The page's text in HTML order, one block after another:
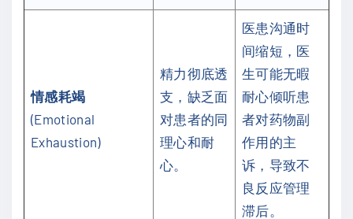
情感耗竭
(Emotional
Exhaustion)
精力彻底透
支，缺乏面
对患者的同
理心和耐
心。
医患沟通时
间缩短，医
生可能无暇
耐心倾听患
者对药物副
作用的主
诉，导致不
良反应管理
滞后。